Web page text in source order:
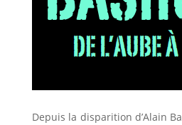
Depuis la disparition d’Alain